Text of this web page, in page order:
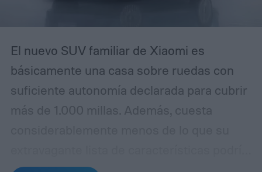
confundirla con la realidad.
El nuevo SUV familiar de Xiaomi es
básicamente una casa sobre ruedas con
suficiente autonomía declarada para cubrir
más de 1.000 millas. Además, cuesta